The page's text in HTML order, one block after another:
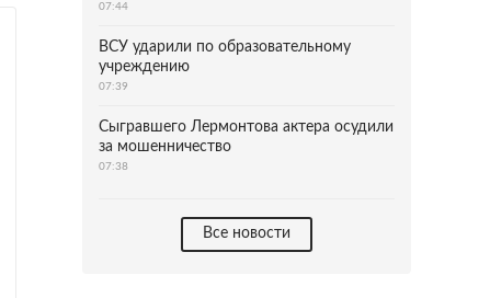
07:44
ВСУ ударили по образовательному
учреждению
07:39
Сыгравшего Лермонтова актера осудили
за мошенничество
07:38
Все новости